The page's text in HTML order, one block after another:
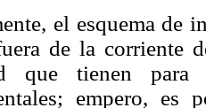
el esquema de
de la corriente
que tienen
empero,